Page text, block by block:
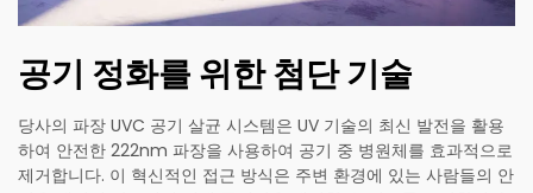
공기 정화를 위한 첨단 기술
당사의 파장 UVC 공기 살균 시스템은 UV 기술의 최신 발전을 활용
하여 안전한 222nm 파장을 사용하여 공기 중 병원체를 효과적으로
제거합니다. 이 혁신적인 접근 방식은 주변 환경에 있는 사람들의 안